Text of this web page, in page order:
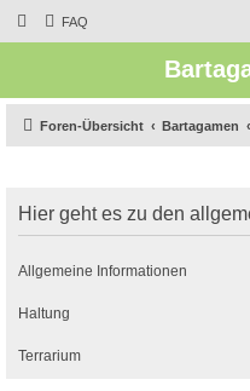
FAQ
Foren-Übersicht Bartagamen
Hier geht es zu den
Allgemeine Informationen
Haltung
Terrarium